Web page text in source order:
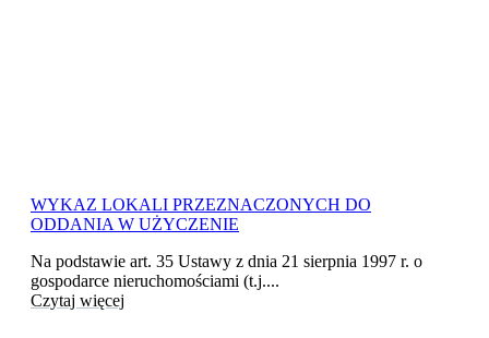
WYKAZ LOKALI PRZEZNACZONYCH DO
ODDANIA W UŻYCZENIE
Na podstawie art. 35 Ustawy z dnia 21 sierpnia 1997 r. o
gospodarce nieruchomościami (t.j....
Czytaj więcej